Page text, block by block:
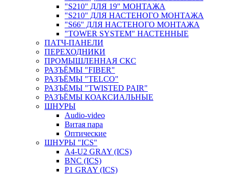
"S210" ДЛЯ 19" МОНТАЖА
"S210" ДЛЯ НАСТЕНОГО МОНТАЖА
"S66" ДЛЯ НАСТЕНОГО МОНТАЖА
"TOWER SYSTEM" НАСТЕННЫЕ
ПАТЧ-ПАНЕЛИ
ПЕРЕХОДНИКИ
ПРОМЫШЛЕННАЯ СКС
РАЗЪЁМЫ "FIBER"
РАЗЪЁМЫ "TELCO"
РАЗЪЁМЫ "TWISTED PAIR"
РАЗЪЁМЫ КОАКСИАЛЬНЫЕ
ШНУРЫ
Audio-video
Витая пара
Оптические
ШНУРЫ "ICS"
A4-U2 GRAY (ICS)
BNC (ICS)
P1 GRAY (ICS)